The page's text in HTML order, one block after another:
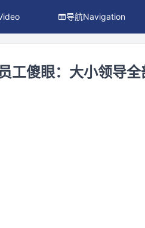
导航Navigation
工傻眼：大小领导